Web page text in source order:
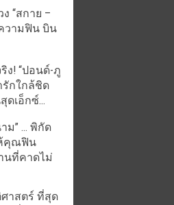
“สกาย –
วามฟิน บิน
ง! “ปอนด์-ภู
รักใกล้ชิด
เอ็กซ์...
ม” … พิกัด
คุณฟิน
นที่คาดไม่
าสตร์ ที่สุด